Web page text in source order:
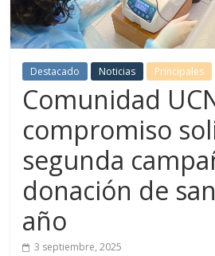
Destacado Noticias Principales
Comunidad
compromiso
segunda
donación de
año
3 septiembre, 2025